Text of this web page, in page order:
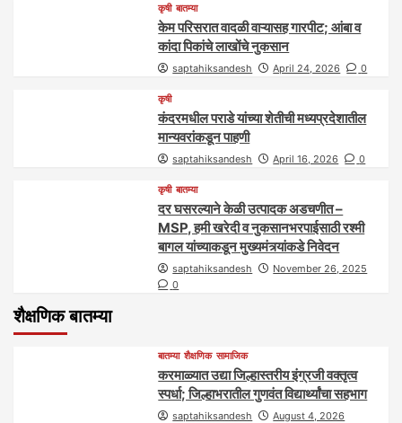
कृषी बातम्या
केम परिसरात वादळी वाऱ्यासह गारपीट; आंबा व
कांदा पिकांचे लाखोंचे नुकसान
saptahiksandesh April 24, 2026 0
कृषी
कंदरमधील पराडे यांच्या शेतीची मध्यप्रदेशातील
मान्यवरांकडून पाहणी
saptahiksandesh April 16, 2026 0
कृषी बातम्या
दर घसरल्याने केळी उत्पादक अडचणीत –
MSP, हमी खरेदी व नुकसानभरपाईसाठी रश्मी
बागल यांच्याकडून मुख्यमंत्र्यांकडे निवेदन
saptahiksandesh
November 26, 2025
0
शैक्षणिक बातम्या
बातम्या शैक्षणिक सामाजिक
करमाळ्यात उद्या जिल्हास्तरीय इंग्रजी वक्तृत्व
स्पर्धा; जिल्हाभरातील गुणवंत विद्यार्थ्यांचा सहभाग
saptahiksandesh
August 4, 2026